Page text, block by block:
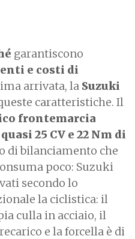
garantiscono
e costi di
arrivata, la Suzuki
caratteristiche. Il
frontemarcia
25 CV e 22 Nm di
di bilanciamento che
poco: Suzuki
secondo lo
la ciclistica: il
culla in acciaio, il
e la forcella è di